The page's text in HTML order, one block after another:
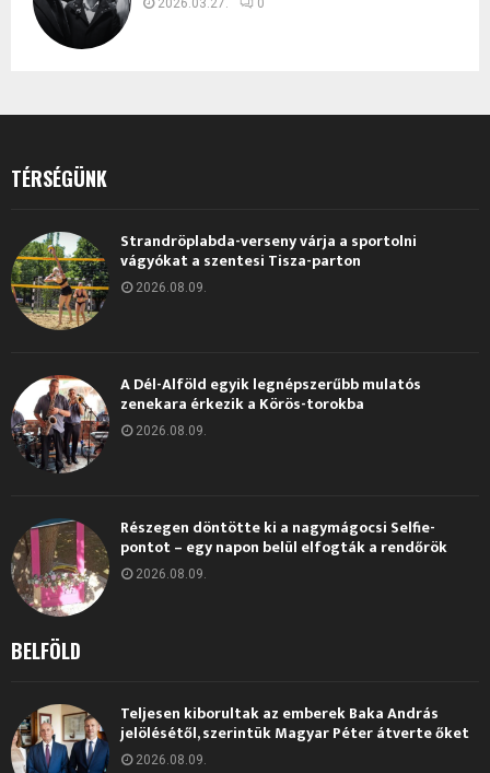
TÉRSÉGÜNK
Strandröplabda-verseny várja a sportolni
vágyókat a szentesi Tisza-parton
2026.08.09.
A Dél-Alföld egyik legnépszerűbb mulatós
zenekara érkezik a Körös-torokba
2026.08.09.
Részegen döntötte ki a nagymágocsi Selfie-
pontot – egy napon belül elfogták a rendőrök
2026.08.09.
BELFÖLD
Teljesen kiborultak az emberek Baka András
jelölésétől, szerintük Magyar Péter átverte őket
2026.08.09.